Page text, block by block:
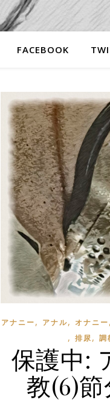
FACEBOOK
アナニー, アナル, オナニー,
, 排尿, 調
保護中:
教(6)